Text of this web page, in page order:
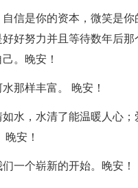
信是你的资本，微笑是
好努力并且等待数年后
。晚安！
那样丰富。 晚安！
水，水清了能温暖人心
安！
一个崭新的开始。晚安！